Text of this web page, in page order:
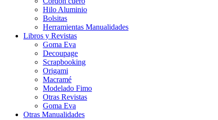
Hilo Aluminio
Bolsitas
Herramientas Manualidades
Libros y Revistas
Goma Eva
Decoupage
Scrapbooking
Origami
Macramé
Modelado Fimo
Otras Revistas
Goma Eva
Otras Manualidades